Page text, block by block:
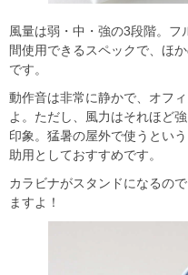
風量は弱・中・強の3段階。
間使用できるスペックで、ほ
です。
動作音は非常に静かで、オフ
よ。ただし、風力はそれほど
印象。猛暑の屋外で使うとい
助用としておすすめです。
カラビナがスタンドになるの
ますよ！